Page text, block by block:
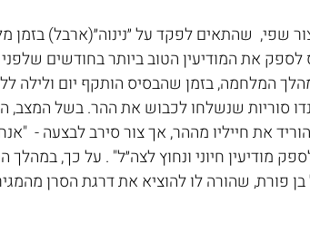
שהתאים לפקד על ״נינוה״(ארבל) בזמן
את המודיעין הטוב ביותר בחודשים
המלחמה, בזמן שהבסיס הותקף יום ולילה
סוריות שנשלחו לכבוש את ההר. בשל המצב,
את חייליו מההר, אך צור סירב לבצעה -
מודיעין חיוני ונחוץ לצה״ל" . על כך,
פורת, שהורה לו להוציא את דרגת הסרן